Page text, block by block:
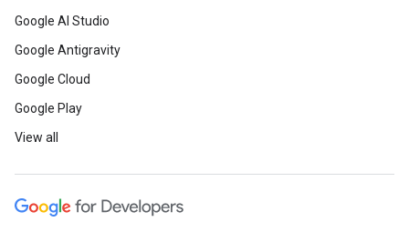
Google AI Studio
Google Antigravity
Google Cloud
Google Play
View all